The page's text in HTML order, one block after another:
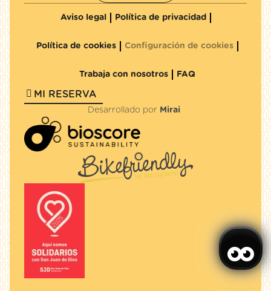
Aviso legal Política de privacidad
Política de cookies Configuración de cookies
Trabaja con nosotros FAQ
MI RESERVA
Desarrollado por Mirai